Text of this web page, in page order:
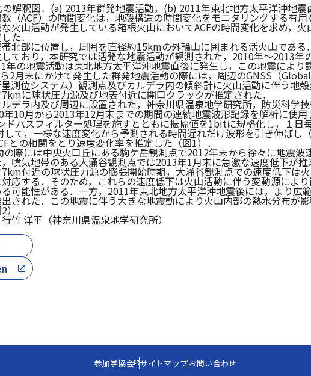
解釈図．(a) 2013年群発地震活動，(b) 2011年東北地方太平洋沖地震
（ACF）の時間変化は，地殻構造の時間変化をモニタリングする有
火山活動が発生している箱根火山においてACFの時間変化を求め，火
た．
北部に位置し，周囲を直径約15kmの外輪山に囲まれる活火山である
ており，本研究では活発な地震活動が観測された，2010年～2013年
年の地震活動は東北地方太平洋沖地震直後に発生し，この地震により
2月末にかけて発生した群発地震活動の際には，周辺のGNSS（
測位システム）観測点及びカルデラ内の傾斜計に火山活動に伴う地
に球状圧力源及び地表付近に開口クラックが推定された．
デラ内及び周辺に設置された，神奈川県温泉地学研究所，防災科学
10月から2013年12月末までの期間の連続地震波形記録を解析に使
ドパスフィルター処理を施すとともに振幅値を1bitに規格化し，１日
して，一様な速度変化から予測される時間遅れだけ波形を引き伸ばし
との相関をとり速度変化率を推定した（図1）．
際には中央火口丘にある駒ケ岳観測点で2012年末から徐々に地震波
噴気地帯のある大涌谷観測点では2013年1月末に急激な速度低下が
付近の球状圧力源の膨張開始時期，大涌谷観測点での速度低下は
応する．そのため，これらの速度低下は火山活動に伴う変動源によ
可能性がある．一方，2011年東北地方太平洋沖地震後には，より広
された．この地震に伴う大きな地震動により火山内部の熱水分布が
）．
竹 洋平（神奈川県温泉地学研究所）
参加学協会 サイトマップお問い合わせ